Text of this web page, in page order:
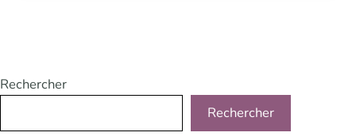
Rechercher
Rechercher